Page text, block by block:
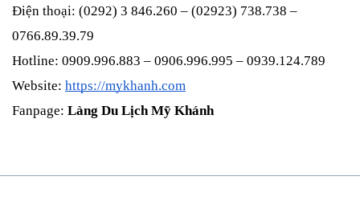
Điện thoại: (0292) 3 846.260 – (02923) 738.738 –
0766.89.39.79
Hotline: 0909.996.883 – 0906.996.995 – 0939.124.789
Website: https://mykhanh.com
Fanpage: Làng Du Lịch Mỹ Khánh